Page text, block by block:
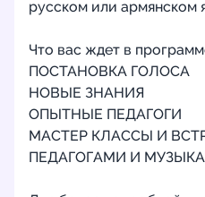
русском или армянском
Что вас ждет в
ПОСТАНОВКА ГОЛОСА
НОВЫЕ ЗНАНИЯ
ОПЫТНЫЕ ПЕДАГОГИ
МАСТЕР КЛАССЫ И
ПЕДАГОГАМИ И